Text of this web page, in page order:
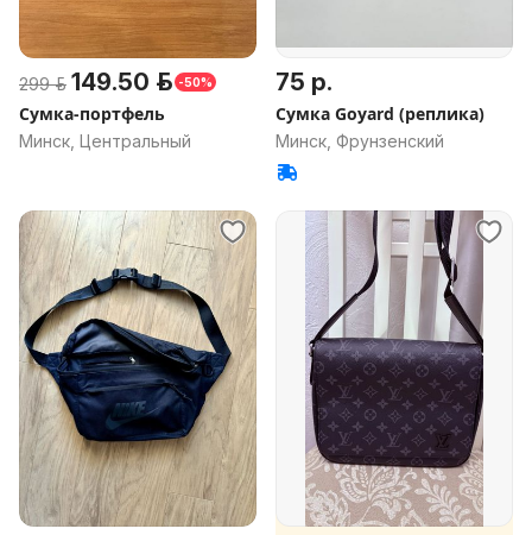
299 р. 149.50 р. -50%
Сумка-портфель
Минск, Центральный
75 р.
Сумка Goyard (реплика)
Минск, Фрунзенский